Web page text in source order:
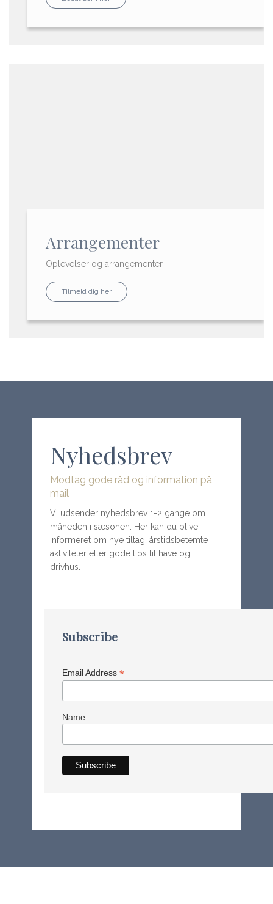
Arrangementer
Oplevelser og arrangementer
Tilmeld dig her
Nyhedsbrev
Modtag gode råd og information på
mail
Vi udsender nyhedsbrev 1-2 gange om
måneden i sæsonen. Her kan du blive
informeret om nye tiltag, årstidsbetemte
aktiviteter eller gode tips til have og
drivhus.
Subscribe
Email Address*
Name